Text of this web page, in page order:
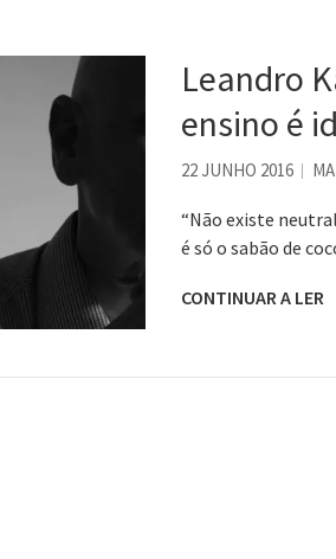
Os causos de Jorge Luis Borges
Voto obrigatório é correto?
Leandro
ensino é
22 JUNHO 2016
“Não existe
é só o sabão de
CONTINUAR A LER